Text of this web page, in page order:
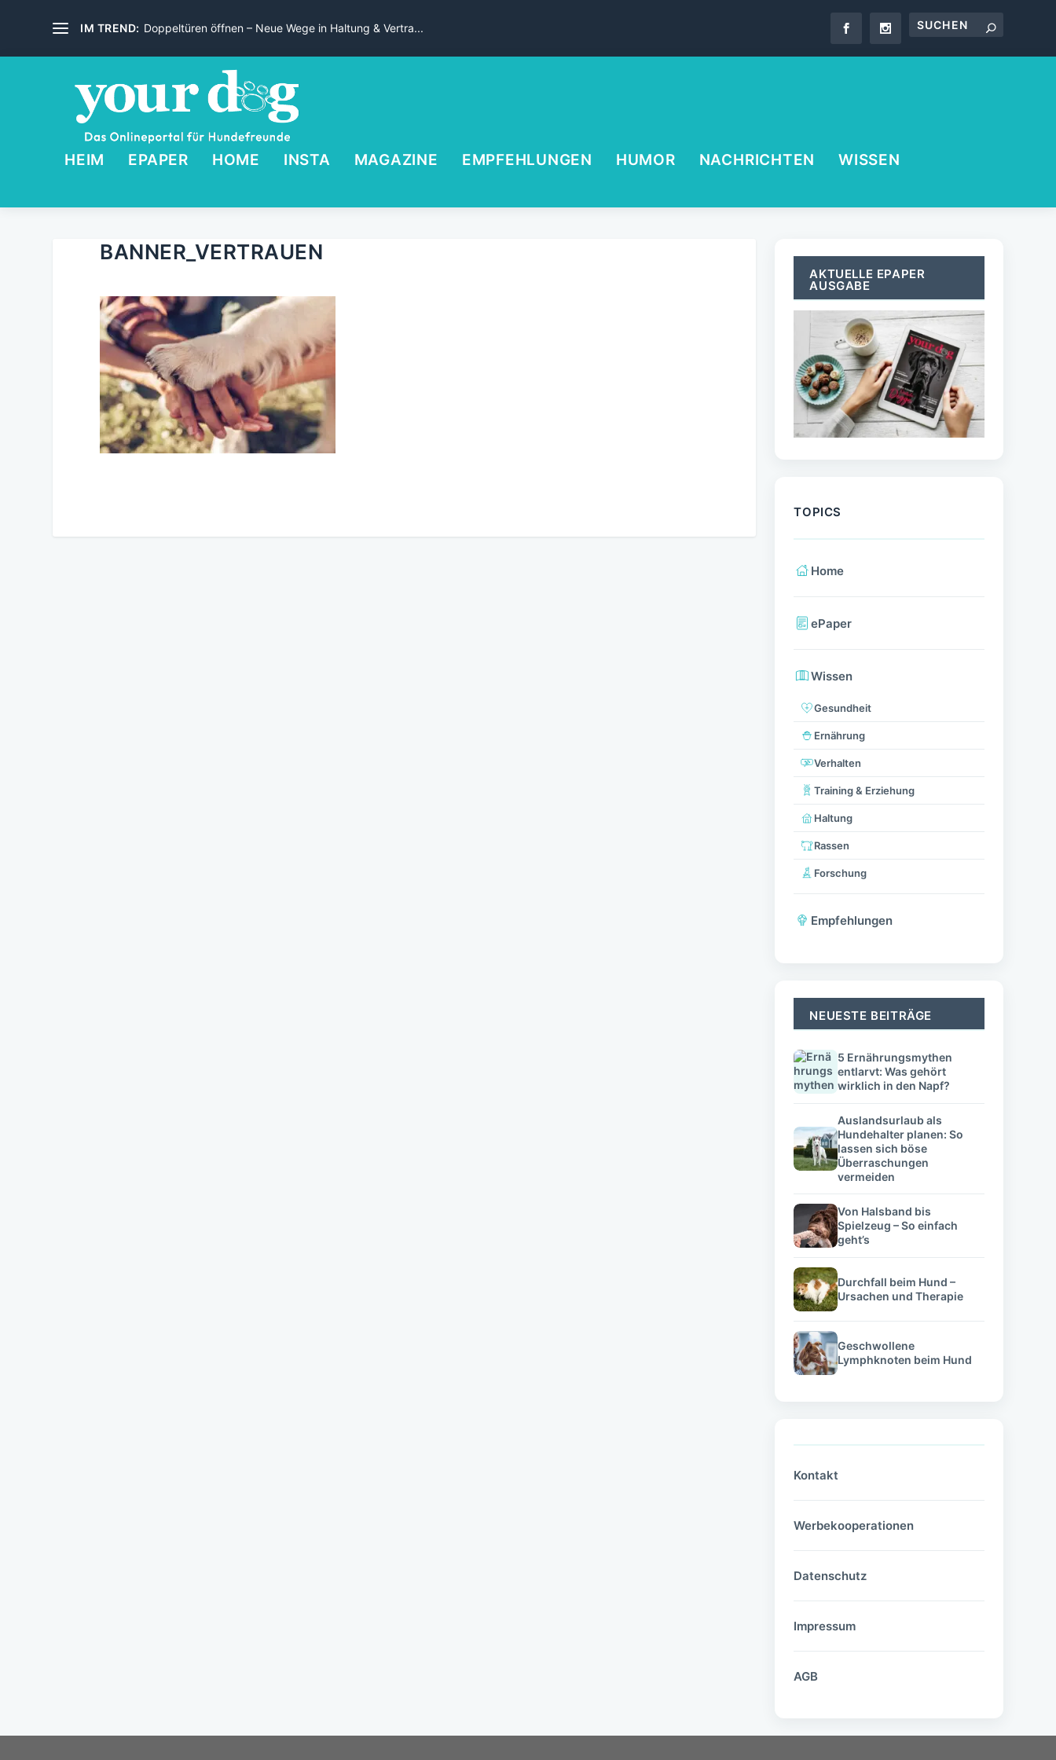
IM TREND: Doppeltüren öffnen – Neue Wege in Haltung & Vertra...
HEIM EPAPER HOME INSTA MAGAZINE EMPFEHLUNGEN HUMOR NACHRICHTEN WISSEN
BANNER_VERTRAUEN
AKTUELLE EPAPER
AUSGABE
TOPICS
Home
ePaper
Wissen
Gesundheit
Ernährung
Verhalten
Training & Erziehung
Haltung
Rassen
Forschung
Empfehlungen
NEUESTE BEITRÄGE
5 Ernährungsmythen
entlarvt: Was gehört
wirklich in den Napf?
Auslandsurlaub als
Hundehalter planen: So
lassen sich böse
Überraschungen
vermeiden
Von Halsband bis
Spielzeug – So einfach
geht’s
Durchfall beim Hund –
Ursachen und Therapie
Geschwollene
Lymphknoten beim Hund
Kontakt
Werbekooperationen
Datenschutz
Impressum
AGB